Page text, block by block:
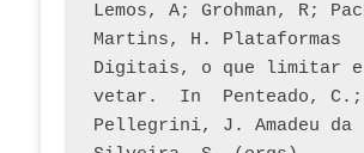
Lemos, A; Grohman, R;
Martins, H. Plataformas
Digitais, o que limitar e
vetar.  In  Penteado, C.;
Pellegrini, J. Amadeu da